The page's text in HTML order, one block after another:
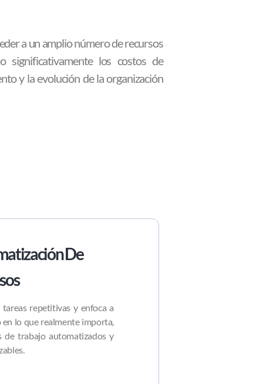
a un amplio número de recursos
significativamente los costos de
y la evolución de la organización
De
tareas repetitivas y enfoca a
lo que realmente importa,
de trabajo automatizados y